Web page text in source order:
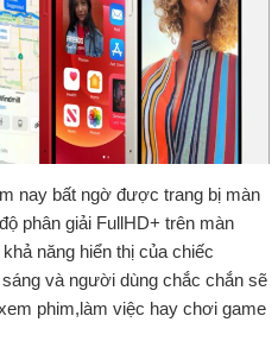
nay bất ngờ được trang bị màn
phân giải FullHD+ trên màn
năng hiển thị của chiếc
và người dùng chắc chắn sẽ
phim,làm việc hay chơi game